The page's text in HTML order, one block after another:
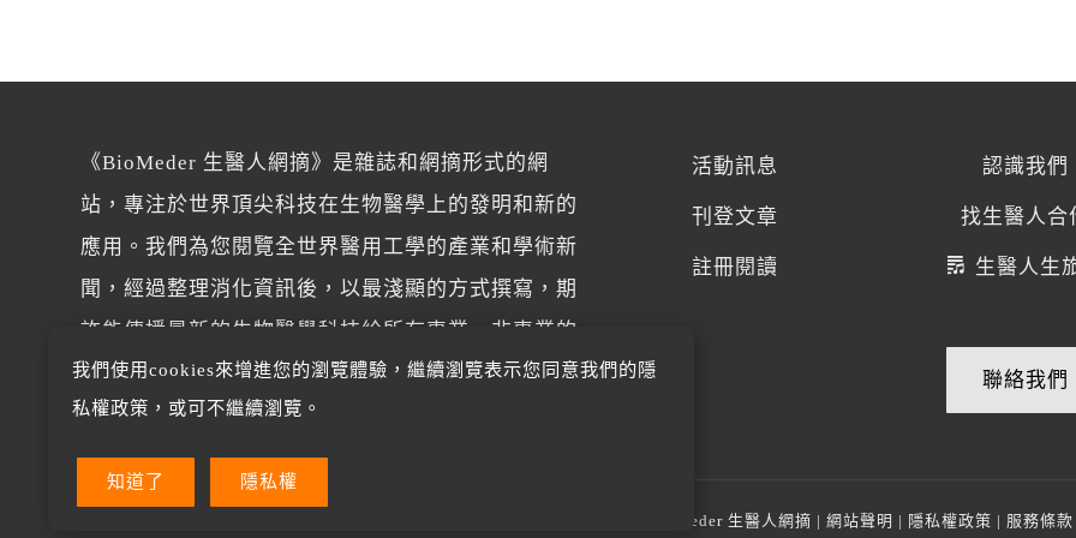
我們使用cookies來增進您的瀏覽體驗，繼續瀏覽表示您同意我們的隱
私權政策，或可不繼續瀏覽。
知道了 隱私權
《BioMeder 生醫人網摘》是雜誌和網摘形式的網
站，專注於世界頂尖科技在生物醫學上的發明和新的
應用。我們為您閱覽全世界醫用工學的產業和學術新
聞，經過整理消化資訊後，以最淺顯的方式撰寫，期
許能傳播最新的生物醫學科技給所有專業、非專業的
讀者。
活動訊息
刊登文章
註冊閱讀
認識我們
找生醫人合
生醫人生
聯絡我們
BioMeder 生醫人網摘 | 網站聲明 | 隱私權政策 | 服務條款